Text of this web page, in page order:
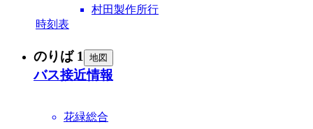
村田製作所行
時刻表
のりば 1 地図
バス接近情報
花緑総合